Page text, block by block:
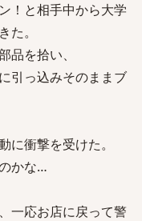
！と相手中から大学
。
品を拾い、
引っ込みそのままブ
に衝撃を受けた。
かな…
一応お店に戻って警